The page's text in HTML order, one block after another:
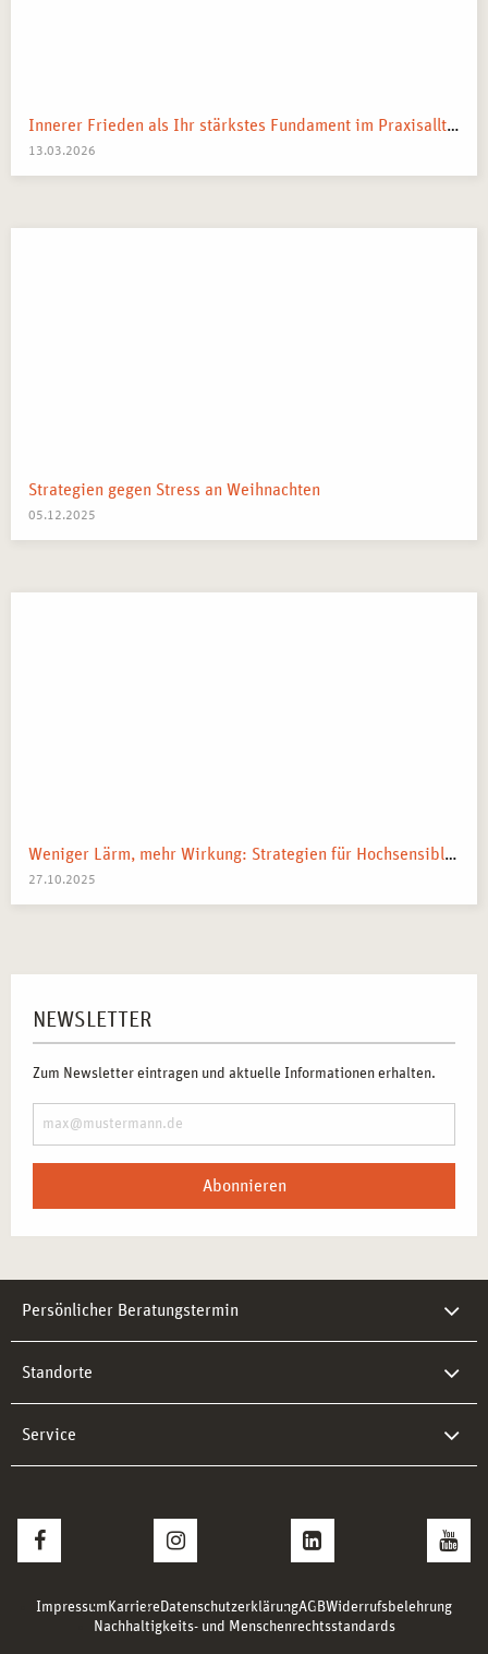
Innerer Frieden als Ihr stärkstes Fundament im Praxisalltag
13.03.2026
Strategien gegen Stress an Weihnachten
05.12.2025
Weniger Lärm, mehr Wirkung: Strategien für Hochsensible in Arbeit und Alltag
27.10.2025
NEWSLETTER
Zum Newsletter eintragen und aktuelle Informationen erhalten.
Abonnieren
Persönlicher Beratungstermin
Standorte
Service
Impressum KarriereDatenschutzerklärungAGBWiderrufsbelehrung
Nachhaltigkeits- und Menschenrechtsstandards